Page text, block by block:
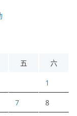
五 六
1
7 8